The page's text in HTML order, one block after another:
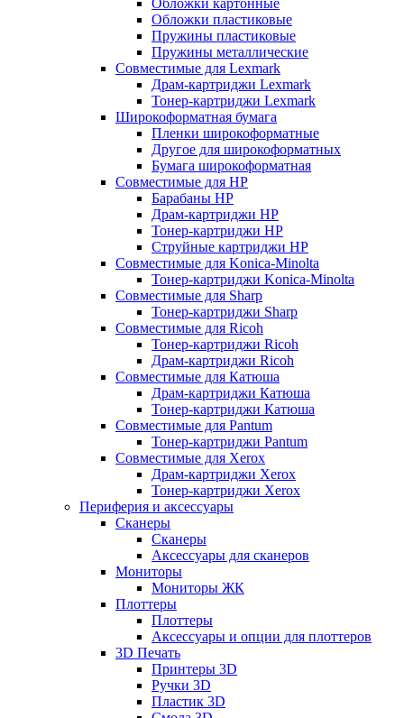
Обложки картонные
Обложки пластиковые
Пружины пластиковые
Пружины металлические
Совместимые для Lexmark
Драм-картриджи Lexmark
Тонер-картриджи Lexmark
Широкоформатная бумага
Пленки широкоформатные
Другое для широкоформатных
Бумага широкоформатная
Совместимые для HP
Барабаны HP
Драм-картриджи HP
Тонер-картриджи HP
Струйные картриджи HP
Совместимые для Konica-Minolta
Тонер-картриджи Konica-Minolta
Совместимые для Sharp
Тонер-картриджи Sharp
Совместимые для Ricoh
Тонер-картриджи Ricoh
Драм-картриджи Ricoh
Совместимые для Катюша
Драм-картриджи Катюша
Тонер-картриджи Катюша
Совместимые для Pantum
Тонер-картриджи Pantum
Совместимые для Xerox
Драм-картриджи Xerox
Тонер-картриджи Xerox
Периферия и аксессуары
Сканеры
Сканеры
Аксессуары для сканеров
Мониторы
Мониторы ЖК
Плоттеры
Плоттеры
Аксессуары и опции для плоттеров
3D Печать
Принтеры 3D
Ручки 3D
Пластик 3D